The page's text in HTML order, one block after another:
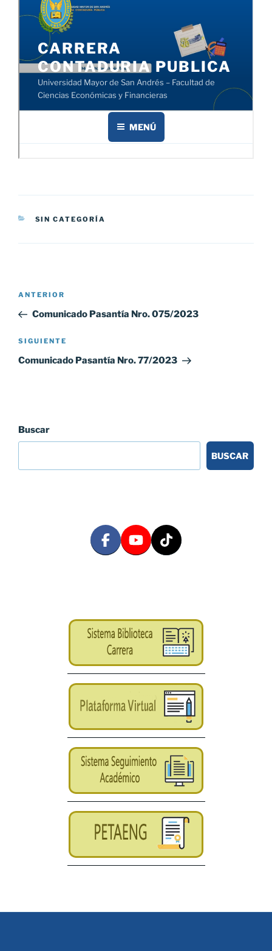
CATEGORÍAS
SIN CATEGORÍA
Navegación
entradas
Entrada
anterior:
ANTERIOR
Comunicado Pasantía Nro. 075/2023
Siguiente
entrada
SIGUIENTE
Comunicado Pasantía Nro. 77/2023
Buscar
BUSCAR